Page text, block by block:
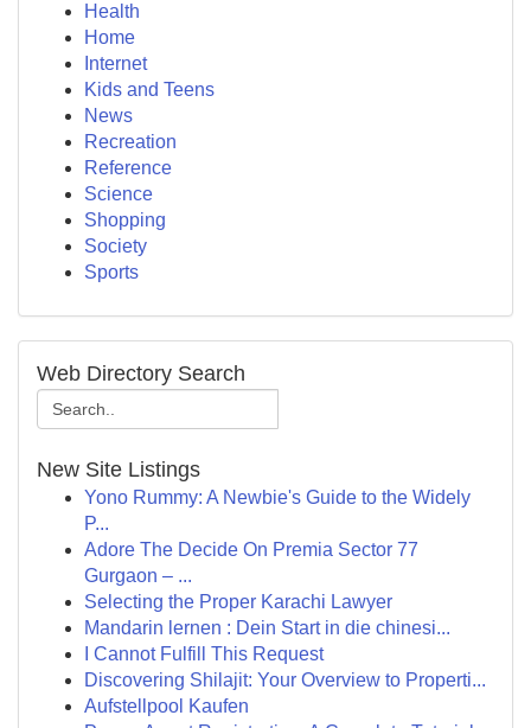
Health
Home
Internet
Kids and Teens
News
Recreation
Reference
Science
Shopping
Society
Sports
Web Directory Search
New Site Listings
Yono Rummy: A Newbie's Guide to the Widely
P...
Adore The Decide On Premia Sector 77
Gurgaon – ...
Selecting the Proper Karachi Lawyer
Mandarin lernen : Dein Start in die chinesi...
I Cannot Fulfill This Request
Discovering Shilajit: Your Overview to Properti...
Aufstellpool Kaufen